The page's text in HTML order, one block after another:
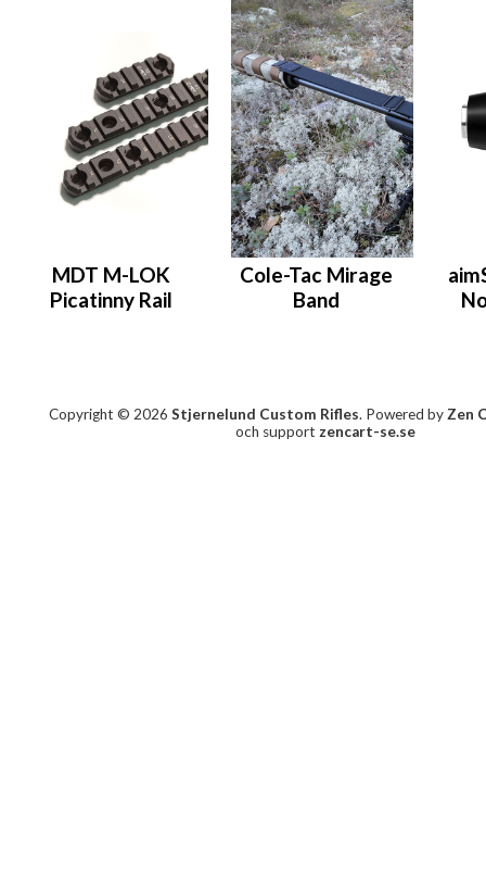
MDT M-LOK
Picatinny Rail
Cole-Tac Mirage
Band
Copyright © 2026 Stjernelund Custom Rifles. Powered by Zen
och support zencart-se.se